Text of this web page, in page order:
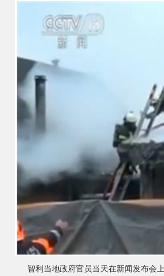
智利当地政府官员当天在新闻发布会上